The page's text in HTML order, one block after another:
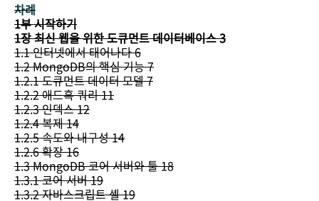
차례
1부 시작하기
1장 최신 웹을 위한 도큐먼트 데이터베이스 3
1.1 인터넷에서 태어나다 6
1.2 MongoDB의 핵심 기능 7
1.2.1 도큐먼트 데이터 모델 7
1.2.2 애드혹 쿼리 11
1.2.3 인덱스 12
1.2.4 복제 14
1.2.5 속도와 내구성 14
1.2.6 확장 16
1.3 MongoDB 코어 서버와 툴 18
1.3.1 코어 서버 19
1.3.2 자바스크립트 셸 19